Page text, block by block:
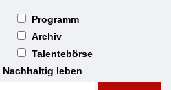
Programm
Archiv
Talentebörse
Nachhaltig leben